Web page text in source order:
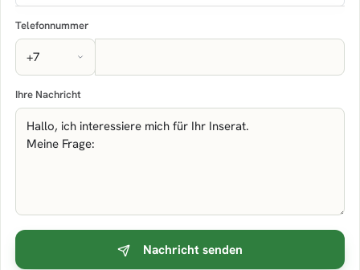
Telefonnummer
Ihre Nachricht
Nachricht senden